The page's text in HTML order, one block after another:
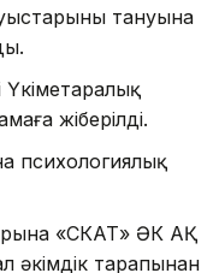
тануына
жіберілді.
психологиялық
«СКАТ» ӘК АҚ
әкімдік тарапынан